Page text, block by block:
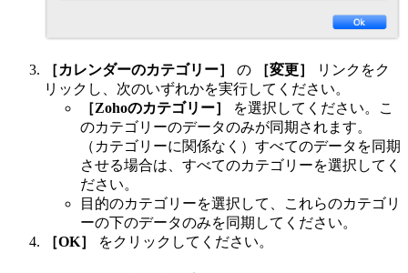
［カレンダーのカテゴリー］ の ［変更］
リンクをク
リックし、次のいずれかを実行してください。
［Zohoのカテゴリー］
を選択してください。こ
のカテゴリーのデータのみが同期されます。
（カテゴリーに関係なく）すべてのデータを同期
させる場合は、すべてのカテゴリーを選択してく
ださい。
目的のカテゴリーを選択して、これらのカテゴリ
ーの下のデータのみを同期してください。
［OK］
をクリックしてください。